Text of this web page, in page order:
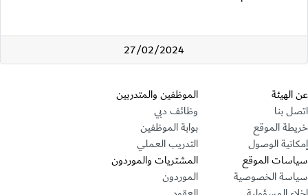
27/02/2024
قسم التذييل
عن الهيئة
اتصل بنا
خريطة الموقع
إمكانية الوصول
الموظفين والمتدربين
وظائف دبي
بوابة الموظفين
التدريب العملي
سياسات الموقع
سياسة الخصوصية
المشتريات والموردون
الموردون